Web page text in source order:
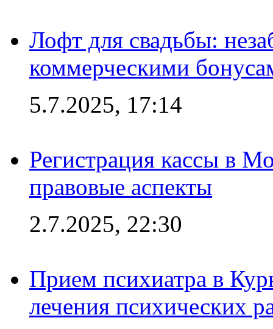
Лофт для свадьбы:
коммерческими
5.7.2025, 17:14
Регистрация кассы в
правовые аспекты
2.7.2025, 22:30
Прием психиатра в
лечения психических